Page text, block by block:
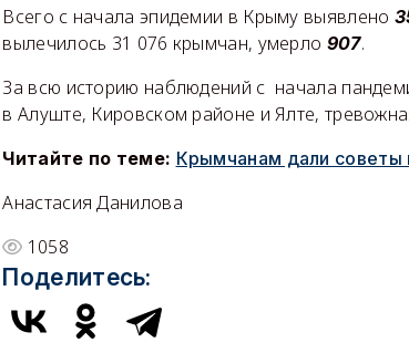
Всего с начала эпидемии в Крыму выявлено
вылечилось 31 076 крымчан, умерло 907.
За всю историю наблюдений с начала
в Алуште, Кировском районе и Ялте,
Читайте по теме: Крымчанам дали
Анастасия Данилова
1058
Поделитесь: